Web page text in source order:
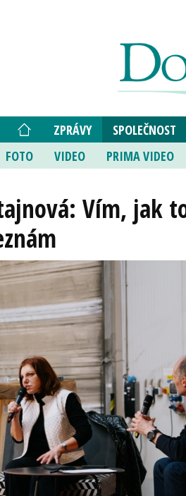
ZPRÁVY SPOLEČNOST
FOTO
VIDEO PRIMA VIDEO
Vím, jak